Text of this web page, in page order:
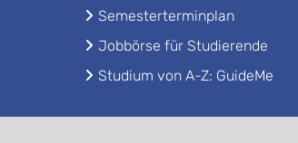
Semesterterminplan
Jobbörse für Studierende
Studium von A-Z: GuideMe